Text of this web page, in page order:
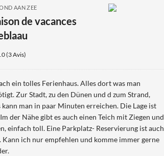
AAN ZEE
de vacances
(3 Avis)
ein tolles Ferienhaus. Alles dort was man
Stadt, zu den Dünen und d zum Strand,
kann man in paar Minuten erreichen. Die Lage ist
der Nähe gibt es auch einen Teich mit Ziegen und
einfach toll. Eine Parkplatz- Reservierung ist auch
Kann ich nur empfehlen und komme immer gerne